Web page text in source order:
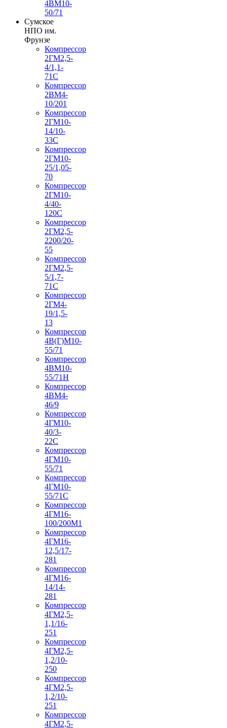
4ВМ10-
50/71
Сумское
НПО им.
Фрунзе
Компрессор
2ГМ2,5-
4/1,1-
71С
Компрессор
2ВМ4-
10/201
Компрессор
2ГМ10-
14/10-
33С
Компрессор
2ГМ10-
25/1,05-
70
Компрессор
2ГМ10-
4/40-
120С
Компрессор
2ГМ2,5-
2200/20-
55
Компрессор
2ГМ2,5-
5/1,7-
71С
Компрессор
2ГМ4-
19/1,5-
13
Компрессор
4В(Г)М10-
55/71
Компрессор
4ВМ10-
55/71Н
Компрессор
4ВМ4-
46/9
Компрессор
4ГМ10-
40/3-
22С
Компрессор
4ГМ10-
55/71
Компрессор
4ГМ10-
55/71С
Компрессор
4ГМ16-
100/200М1
Компрессор
4ГМ16-
12,5/17-
281
Компрессор
4ГМ16-
14/14-
281
Компрессор
4ГМ2,5-
1,1/16-
251
Компрессор
4ГМ2,5-
1,2/10-
250
Компрессор
4ГМ2,5-
1,2/10-
251
Компрессор
4ГМ2,5-